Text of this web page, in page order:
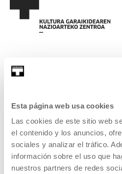
Esta página web usa cookies
Las cookies de este sitio web
el contenido y los anuncios,
sociales y analizar el tráfico.
información sobre el uso que
nuestros partners de redes
AGENDA
NOLA ETORRI
BISITA GIDATUAK